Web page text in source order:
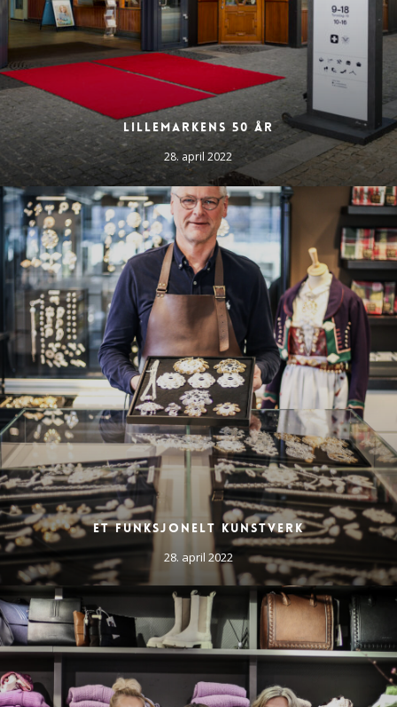
Lillemarkens 50 år
28. april 2022
Et funksjonelt kunstverk
28. april 2022